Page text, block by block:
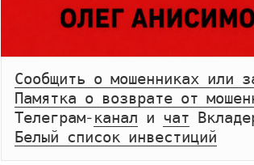
Сообщить о мошенниках или
Памятка о возврате от
Телеграм- канал и чат
Белый список инвестиций